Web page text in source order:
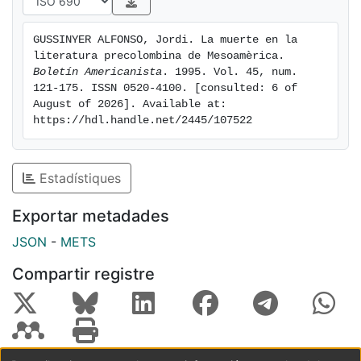
pueden llegar a confundir, a personas no
inmersos, de acuerdo con A. J. Toynbee4, en las
llamadas civilizaciones del Mundo Antiguo.
GUSSINYER ALFONSO, Jordi. La muerte en la
Boletín Americanista . 1995. Vol. 45, num.
121-175. ISSN 0520-4100. [consulted: 6 of
August of 2026]. Available at:
https://hdl.handle.net/2445/107522
Estadístiques
Exportar metadades
JSON - METS
Compartir registre